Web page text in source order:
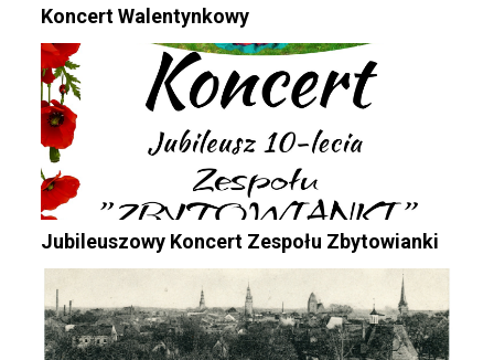
Koncert Walentynkowy
Jubileuszowy Koncert Zespołu Zbytowianki